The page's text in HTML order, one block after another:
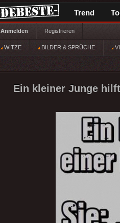
Trend
Anmelden Registrieren
WITZE BILDER & SPRÜCHE
Ein kleiner Junge